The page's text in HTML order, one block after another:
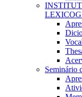
Seminário